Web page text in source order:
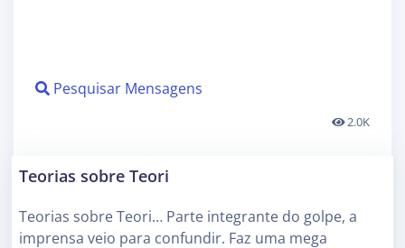
Pesquisar Mensagens
2.0K
Teorias sobre Teori
Teorias sobre Teori… Parte integrante do golpe, a
imprensa veio para confundir. Faz uma mega